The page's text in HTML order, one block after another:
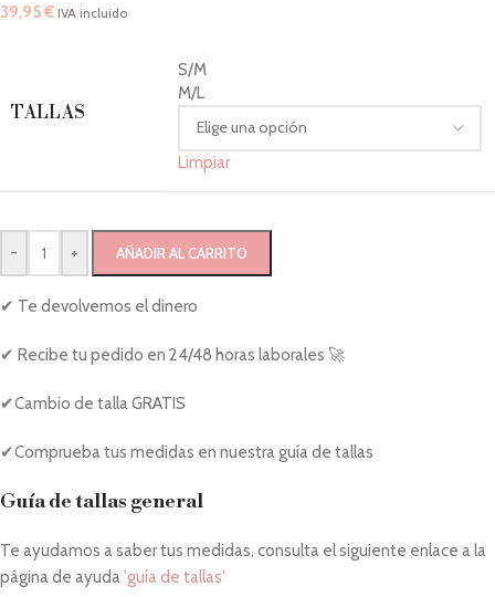
39,95€ IVA incluido
TALLAS
S/M
M/L
Limpiar
- + AÑADIR AL CARRITO
✔ Te devolvemos el dinero
✔ Recibe tu pedido en 24/48 horas laborales 🚀
✔Cambio de talla GRATIS
✔Comprueba tus medidas en nuestra guía de tallas
Guía de tallas general
Te ayudamos a saber tus medidas, consulta el siguiente enlace a la
página de ayuda'guía de tallas'